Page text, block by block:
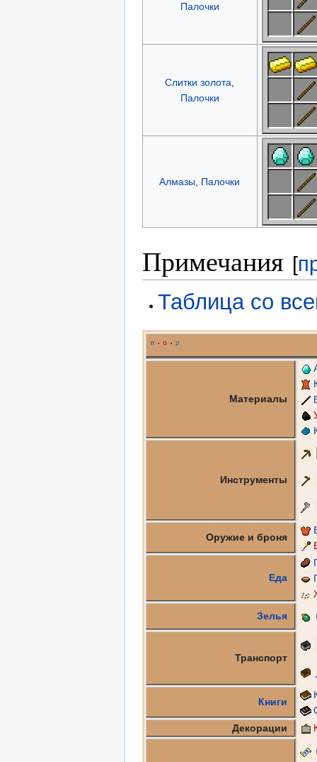
Палочки
Слитки золота,
Палочки
Алмазы, Палочки
Примечания [
Таблица со
п • о • р
Материалы
Инструменты
Оружие и броня
Еда
Зелья
Транспорт
Книги
Декорации